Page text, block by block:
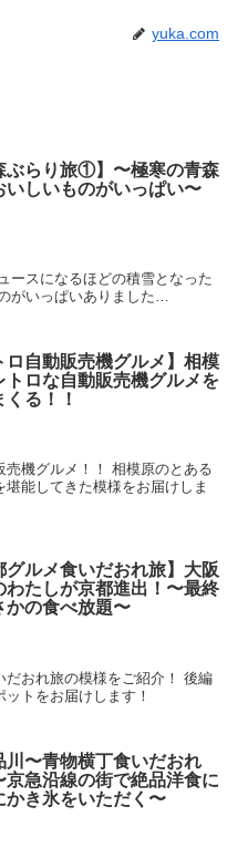
yuka.com
ぶらり旅①】〜極寒の青森
いしいものがいっぱい〜
ースになるほどの積雪となった
がいっぱいありました…
ロ自動販売機グルメ】相模
トロな自動販売機グルメを
る！！
機グルメ！！ 相模原のとある
能してきた模様をお届けしま
グルメ食いだおれ旅】大阪
わたしが京都進出！〜最終
かの食べ放題〜
だおれ旅の模様をご紹介！ 後編
トをお届けします！
川〜青物横丁食いだおれ
京急沿線の街で絶品洋食に
かき氷をいただく〜